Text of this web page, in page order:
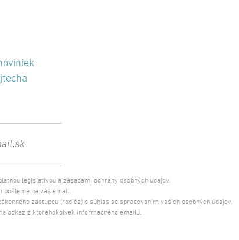
legislatívou a zásadami ochrany osobných údajov.
pošleme na váš email.
zástupcu (rodiča) o súhlas so spracovaním vašich osobných údajov.
odkaz z ktoréhokoľvek informačného emailu.